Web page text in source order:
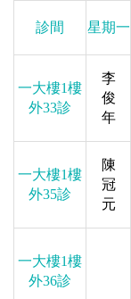
診間 星期一
一大樓1樓
外33診
李
俊
年
一大樓1樓
外35診
陳
冠
元
一大樓1樓
外36診